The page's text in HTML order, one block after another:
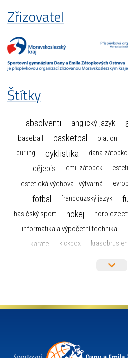
Zřizovatel
Štítky
absolventi anglický jazyk
baseball basketbal biatlon
curling cyklistika dana
dějepis emil zátopek
estetická výchova - výtvarná
fotbal francouzský jazyk
hasičský sport hokej
informatika a výpočetní technika
karate
kickbox
olympiáda dětí a mládeže
snowboarding